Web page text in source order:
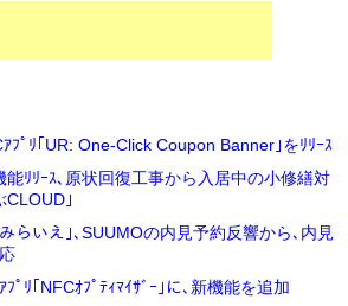
ﾌﾟﾘ｢UR: One-Click Coupon Banner｣をﾘﾘｰｽ
能ﾘﾘｰｽ､原状回復工事から入居中の小修繕対
CLOUD｣
らいえ｣､SUUMOの内見予約反響から､内見
ﾌﾟﾘ｢NFCｵﾌﾟﾃｨﾏｲｻﾞｰ｣に､新機能を追加